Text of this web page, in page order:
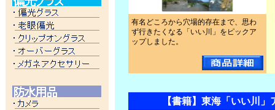
有名どころから穴場的存在まで、思わ
ず行きたくなる「いい川」をピックア
ップしました。
【書籍】東海「いい川」